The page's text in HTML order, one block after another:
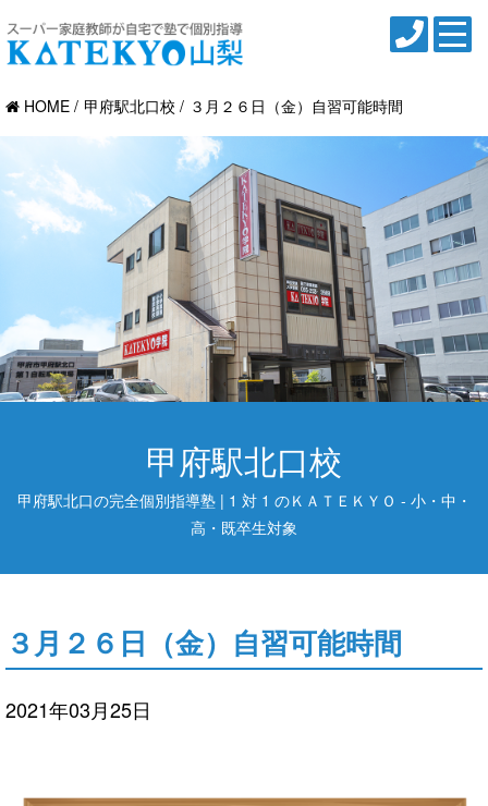
HOME 甲府駅北口校 ３月２６日（金）自習可能時間
甲府駅北口校
甲府駅北口の完全個別指導塾 | 1 対 1 のＫＡＴＥＫＹＯ - 小・中・
高・既卒生対象
３月２６日（金）自習可能時間
2021年03月25日